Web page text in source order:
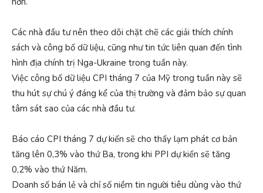
Các nhà đầu tư nên theo dõi chặt chẽ các giải thích chính
sách và công bố dữ liệu, cũng như tin tức liên quan đến tình
hình địa chính trị Nga-Ukraine trong tuần này.
Việc công bố dữ liệu CPI tháng 7 của Mỹ trong tuần này sẽ
thu hút sự chú ý đáng kể của thị trường và đảm bảo sự quan
tâm sát sao của các nhà đầu tư.
Báo cáo CPI tháng 7 dự kiến sẽ cho thấy lạm phát cơ bản
tăng lên 0,3% vào thứ Ba, trong khi PPI dự kiến sẽ tăng
0,2% vào thứ Năm.
Doanh số bán lẻ và chỉ số niềm tin người tiêu dùng vào thứ